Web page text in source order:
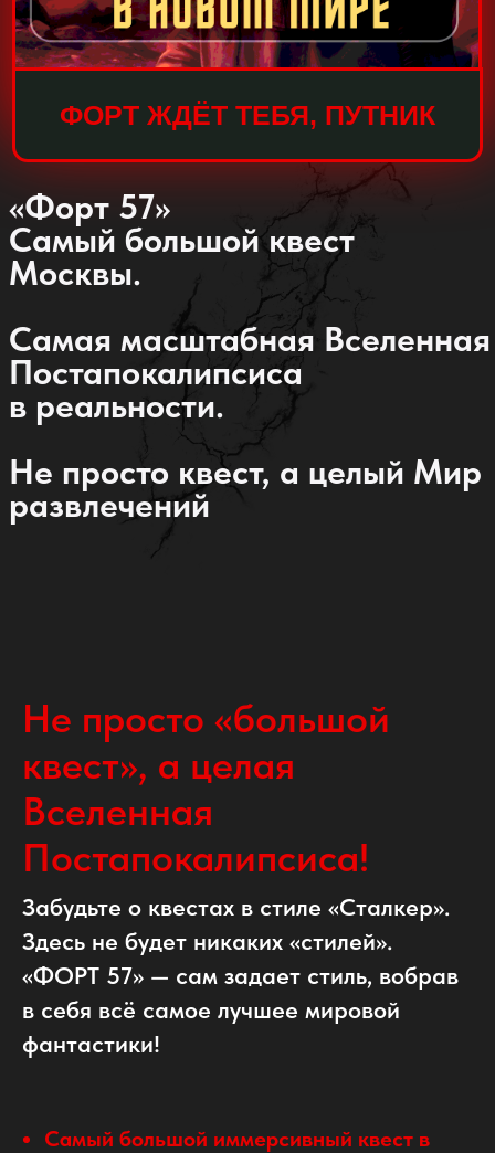
Самая масштабная Вселенная
Постапокалипсиса
в реальности.
Не просто квест, а целый Мир
развлечений
Не просто «большой
квест», а целая
Вселенная
Постапокалипсиса!
Забудьте о квестах в стиле «Сталкер».
Здесь не будет никаких «стилей».
«ФОРТ 57» — сам задает стиль, вобрав
в себя всё самое лучшее мировой
фантастики!
Самый большой иммерсивный квест в